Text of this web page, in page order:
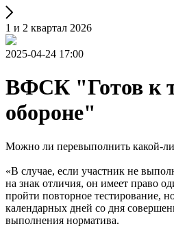
1 и 2 квартал 2026
2025-04-24 17:00
ВФСК "Готов к
обороне"
Можно ли перевыполнить какой-
«В случае, если участник не
на знак отличия, он имеет право
пройти повторное тестирование,
календарных дней со дня
выполнения норматива.